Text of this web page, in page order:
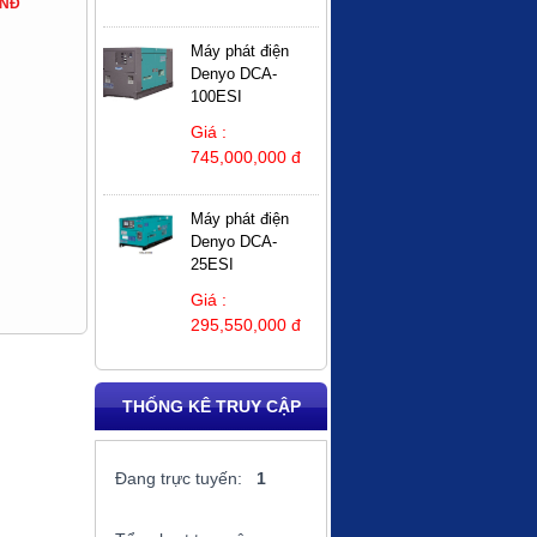
Máy phát điện
Denyo DCA-
100ESI
Giá :
745,000,000 đ
Máy phát điện
Denyo DCA-
25ESI
Giá :
295,550,000 đ
THỐNG KÊ TRUY CẬP
Đang trực tuyến: 1